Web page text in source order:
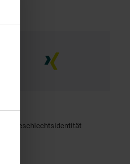
Geschlechtsidentität